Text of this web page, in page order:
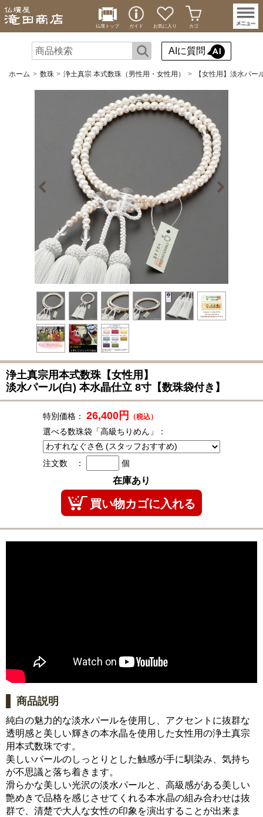
仏壇トップ ガイド お気に入り カゴ
AIに質問
ホーム 数珠 浄土真宗 本式数珠（男性用・女性用） 【女性用】淡水パー
浄土真宗用本式数珠 【女性用】
淡水パール(白) 本水晶仕立 8寸【数珠袋付き】
特別価格： 26,400円 （税込）
選べる数珠袋「高級ちりめん」：
注文数 ： 個
在庫あり
商品説明
純白の魅力的な淡水パールを使用し、アクセントに抜群な
透明感と美しい輝きの本水晶を使用した女性用の浄土真宗
用本式数珠です。
美しいパールのしっとりとした触感が手に馴染み、気持ち
が不思議と落ち着きます。
滑らかな美しい光沢の淡水パールと、高級感がある美しい
艶めきで品格を感じさせてくれる本水晶の組み合わせは抜
群で、清楚で大人な女性の印象を演出することが出来ま